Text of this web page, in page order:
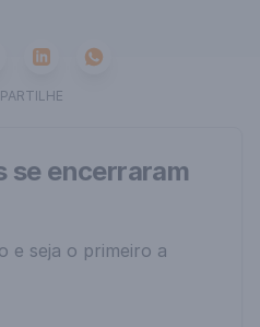
LinkedinWhatsapp
se encerraram
e seja o primeiro a